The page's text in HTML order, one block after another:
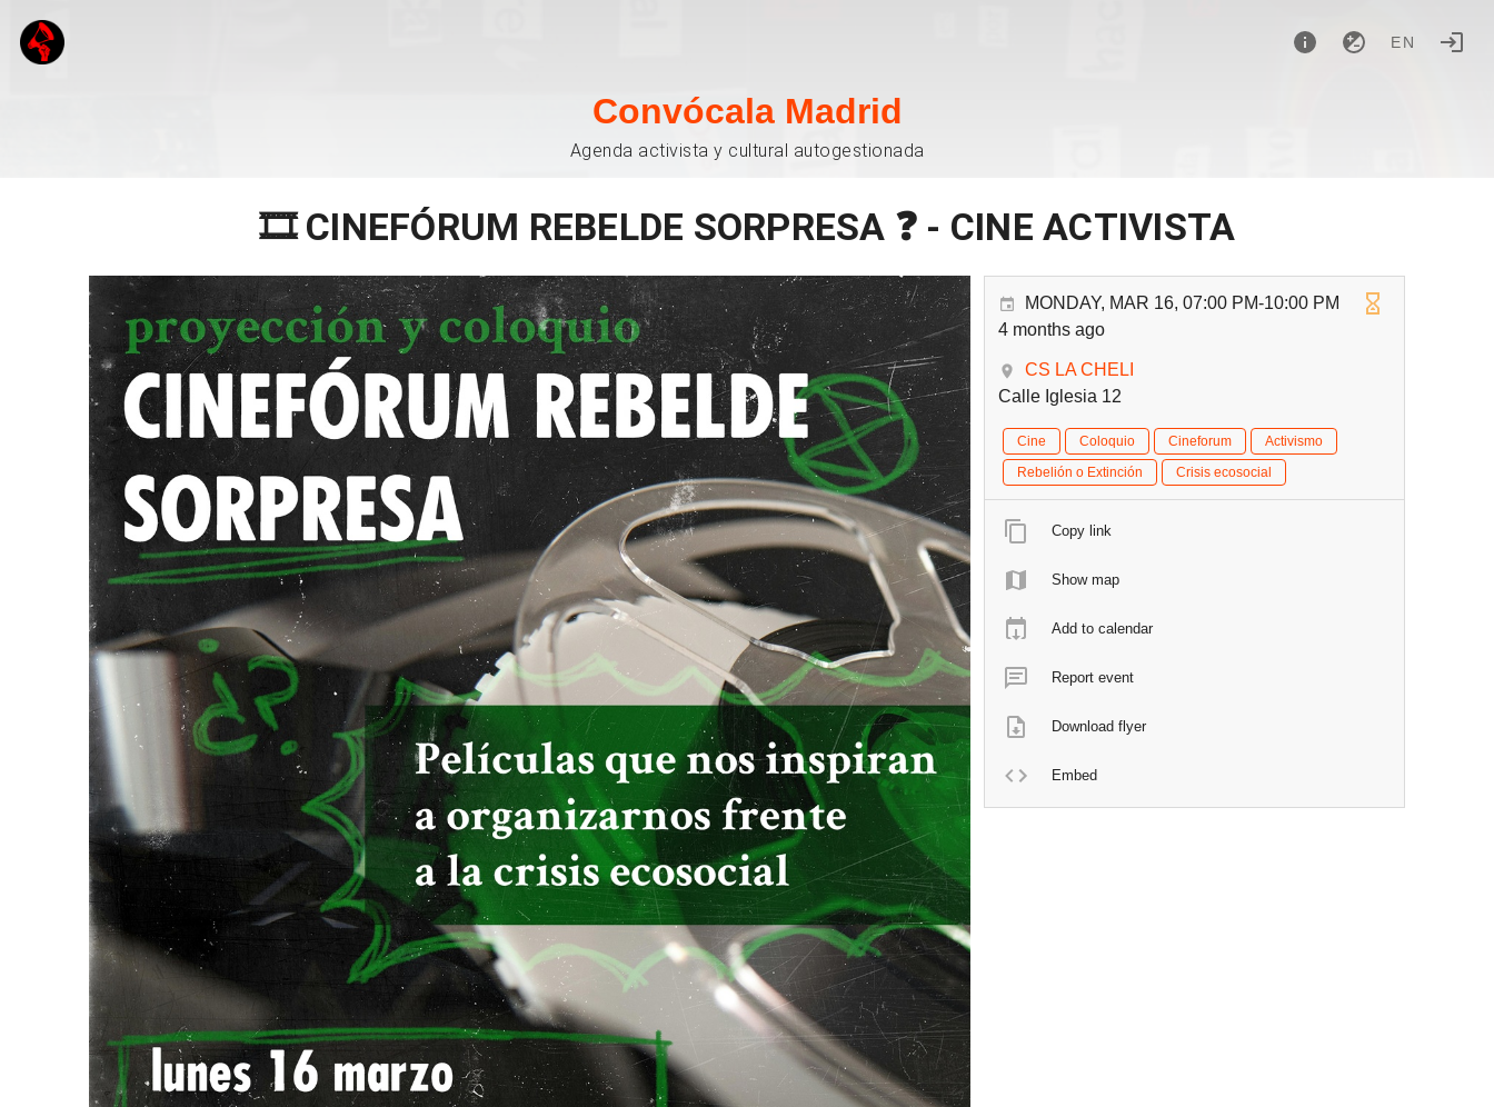
EN
Convócala Madrid
Agenda activista y cultural autogestionada
🎞️ CINEFÓRUM REBELDE SORPRESA ❓ - CINE ACTIVISTA
MONDAY, MAR 16, 07:00 PM-10:00 PM
4 months ago
CS LA CHELI
Calle Iglesia 12
Cine Coloquio Cineforum
Activismo
Rebelión o Extinción
Crisis ecosocial
Copy link
Show map
Add to calendar
Report event
Download flyer
Embed